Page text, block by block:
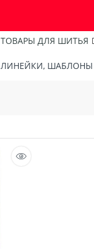
ТОВАРЫ ДЛЯ ШИТЬЯ
ЛИНЕЙКИ, ШАБЛОНЫ